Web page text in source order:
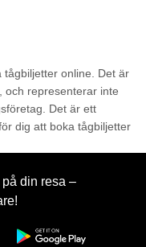
tågbiljetter online. Det är
och representerar inte
Det är ett
dig att boka tågbiljetter
din resa –